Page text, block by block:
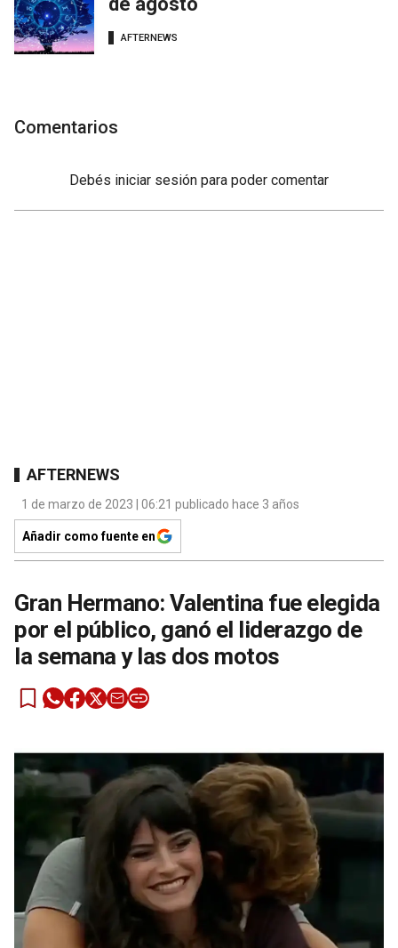
AFTERNEWS
Comentarios
Debés iniciar sesión para poder comentar
AFTERNEWS
1 de marzo de 2023 | 06:21 publicado hace 3 años
Añadir como fuente en
Gran Hermano: Valentina fue elegida
por el público, ganó el liderazgo de
la semana y las dos motos